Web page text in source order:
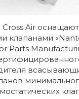
Air
клапанами «
Parts